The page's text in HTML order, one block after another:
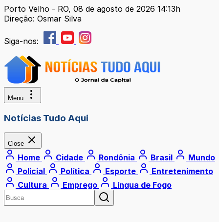
Porto Velho - RO, 08 de agosto de 2026 14:13h
Direção: Osmar Silva
Siga-nos:
Menu
Notícias Tudo Aqui
Close
Home Cidade Rondônia Brasil
Mundo
Policial
Política Esporte
Entretenimento
Cultura
Emprego Língua de Fogo